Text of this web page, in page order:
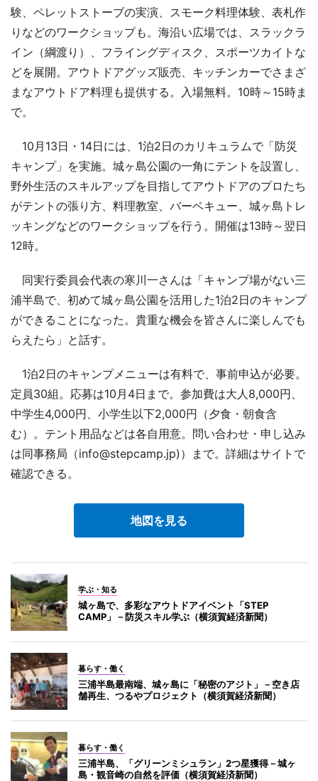
験、ペレットストーブの実演、スモーク料理体験、表札作
りなどのワークショップも。海沿い広場では、スラックラ
イン（綱渡り）、フライングディスク、スポーツカイトな
どを展開。アウトドアグッズ販売、キッチンカーでさまざ
まなアウトドア料理も提供する。入場無料。10時～15時ま
で。
10月13日・14日には、1泊2日のカリキュラムで「防災
キャンプ」を実施。城ヶ島公園の一角にテントを設置し、
野外生活のスキルアップを目指してアウトドアのプロたち
がテントの張り方、料理教室、バーベキュー、城ヶ島トレ
ッキングなどのワークショップを行う。開催は13時～翌日
12時。
同実行委員会代表の寒川一さんは「キャンプ場がない三
浦半島で、初めて城ヶ島公園を活用した1泊2日のキャンプ
ができることになった。貴重な機会を皆さんに楽しんでも
らえたら」と話す。
1泊2日のキャンプメニューは有料で、事前申込が必要。
定員30組。応募は10月4日まで。参加費は大人8,000円、
中学生4,000円、小学生以下2,000円（夕食・朝食含
む）。テント用品などは各自用意。問い合わせ・申し込み
は同事務局（info@stepcamp.jp)）まで。詳細はサイトで
確認できる。
地図を見る
学ぶ・知る
城ヶ島で、多彩なアウトドアイベント「STEP
CAMP」－防災スキル学ぶ（横須賀経済新聞）
暮らす・働く
三浦半島最南端、城ヶ島に「秘密のアジト」－空き店
舗再生、つるやプロジェクト（横須賀経済新聞）
暮らす・働く
三浦半島、「グリーンミシュラン」2つ星獲得－城ヶ
島・観音崎の自然を評価（横須賀経済新聞）